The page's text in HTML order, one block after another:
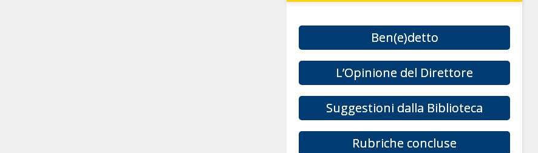
Ben(e)detto
L’Opinione del Direttore
Suggestioni dalla Biblioteca
Rubriche concluse